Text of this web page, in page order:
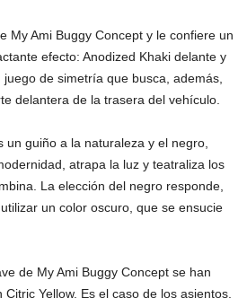
My Ami Buggy Concept y le confiere un
efecto: Anodized Khaki delante y
de simetría que busca, además,
delantera de la trasera del vehículo.
un guiño a la naturaleza y el negro,
atrapa la luz y teatraliza los
La elección del negro responde,
un color oscuro, que se ensucie
de My Ami Buggy Concept se han
Yellow. Es el caso de los asientos,